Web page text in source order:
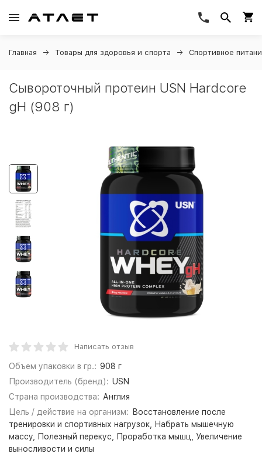
Главная Товары для здоровья и спорта Спортивное
Сывороточный протеин USN Hardcore
gH (908 г)
Написать отзыв
Объем упаковки в гр.: 908 г
Производитель (бренд): USN
Страна производства: Англия
Цель / действие на организм:
Восстановление после
тренировки и спортивных нагрузок, Набрать мышечную
массу, Полезный перекус, Проработка мышц, Увеличение
выносливости и силы